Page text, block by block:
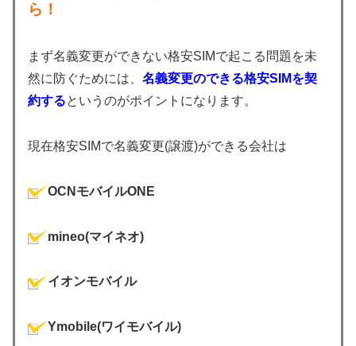
ら！
まず名義変更ができない格安SIMで起こる問題を未
然に防ぐためには、 名義変更のできる格安SIMを契
約するというのがポイントになります。
現在格安SIMで名義変更(譲渡)ができる会社は
OCNモバイルONE
mineo(マイネオ)
イオンモバイル
Ymobile(ワイモバイル)